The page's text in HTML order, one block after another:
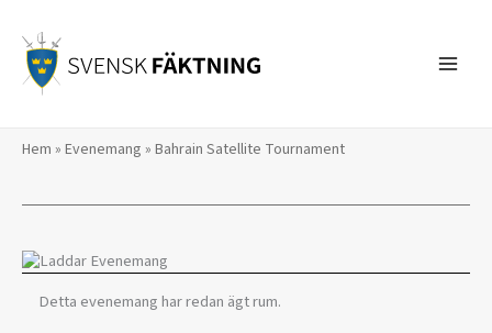
innehåll
Hem » Evenemang » Bahrain Satellite Tournament
Detta evenemang har redan ägt rum.